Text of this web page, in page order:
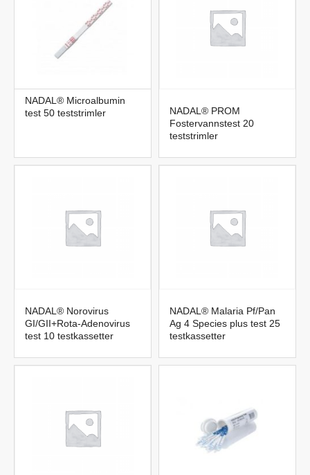
NADAL® Microalbumin
test 50 teststrimler
NADAL® PROM
Fostervannstest 20
teststrimler
NADAL® Norovirus
GI/GII+Rota-Adenovirus
test 10 testkassetter
NADAL® Malaria Pf/Pan
Ag 4 Species plus test 25
testkassetter